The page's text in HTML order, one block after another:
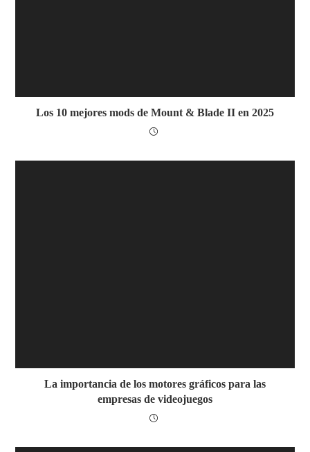
Los 10 mejores mods de Mount & Blade II en 2025
La importancia de los motores gráficos para las
empresas de videojuegos